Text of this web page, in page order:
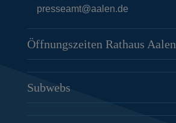
presseamt@aalen.de
Öffnungszeiten Rathaus Aalen
Subwebs